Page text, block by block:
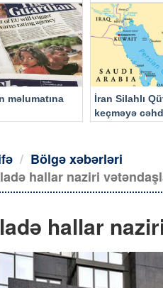
məlumatına
İran Silahlı
keçməyə
Bölgə xəbərləri
hallar naziri
hallar